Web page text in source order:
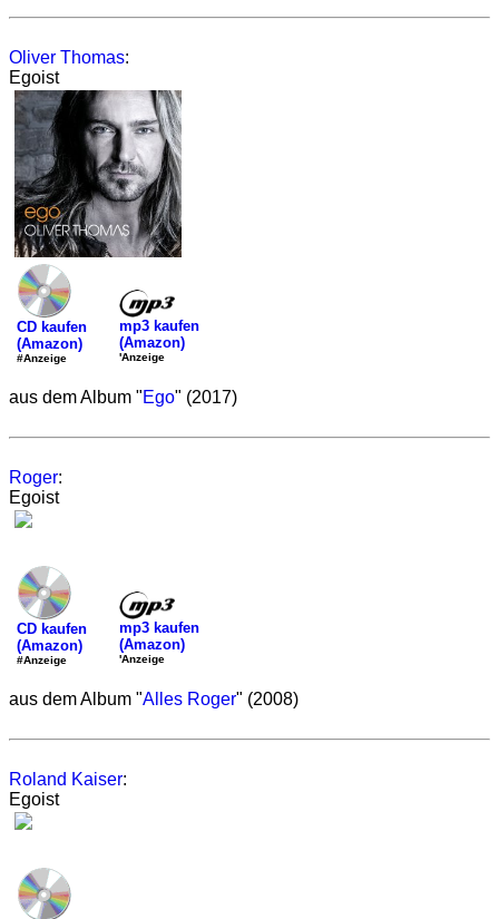
Oliver Thomas:
Egoist
CD kaufen
(Amazon)
#Anzeige
mp3 kaufen
(Amazon)
'Anzeige
aus dem Album "Ego" (2017)
Roger:
Egoist
CD kaufen
(Amazon)
#Anzeige
mp3 kaufen
(Amazon)
'Anzeige
aus dem Album "Alles Roger" (2008)
Roland Kaiser:
Egoist